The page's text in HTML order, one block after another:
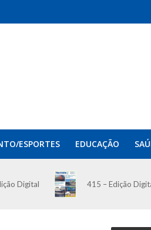
ESPORTES EDUCAÇÃO
Digital 415 – Edição